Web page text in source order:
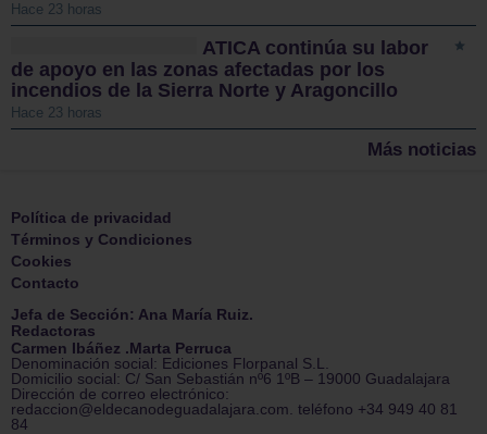
Hace 23 horas
ATICA continúa su labor
de apoyo en las zonas afectadas por los
incendios de la Sierra Norte y Aragoncillo
Hace 23 horas
Más noticias
Política de privacidad
Términos y Condiciones
Cookies
Contacto
Jefa de Sección: Ana María Ruiz.
Redactoras
Carmen Ibáñez .Marta Perruca
Denominación social: Ediciones Florpanal S.L.
Domicilio social: C/ San Sebastián nº6 1ºB – 19000 Guadalajara
Dirección de correo electrónico:
redaccion@eldecanodeguadalajara.com. teléfono +34 949 40 81
84